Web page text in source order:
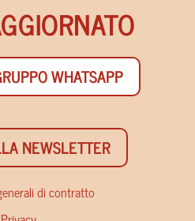
WHATSAPP
NEWSLETTER
di contratto